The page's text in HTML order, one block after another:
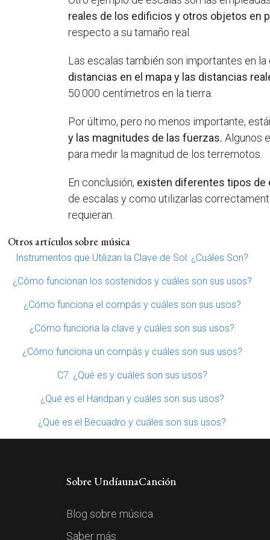
reales de los edificios y otros objetos en
respecto a su tamaño real.
Las escalas también son importantes en
distancias en el mapa y las distancias
50.000 centímetros en la tierra.
Por último, pero no menos importante,
y las magnitudes de las fuerzas. Algunos
para medir la magnitud de los terremotos.
En conclusión, existen diferentes tipos de
de escalas y como utilizarlas
requieran.
Otros artículos sobre música
Instrumentos que Utilizan la Clave de Sol: ¿Cuáles Son?
¿Cómo funcionan los sostenidos y cuáles son sus usos?
¿Cómo funciona el compás y cuáles son sus usos?
¿Cómo funciona la clave y cuáles son sus usos?
¿Cómo funciona un compás y cuáles son sus usos?
C7: ¿Qué es y cuáles son sus usos?
¿Qué es el Handpan y cuáles son sus usos?
¿Qué es el Becuadro y cuáles son sus usos?
Sobre UndíaunaCanción
Blog sobre música.
Saber más